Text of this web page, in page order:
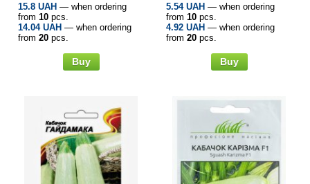
15.8 UAH — when ordering
from 10 pcs.
14.04 UAH — when ordering
from 20 pcs.
Buy
5.54 UAH — when ordering
from 10 pcs.
4.92 UAH — when ordering
from 20 pcs.
Buy